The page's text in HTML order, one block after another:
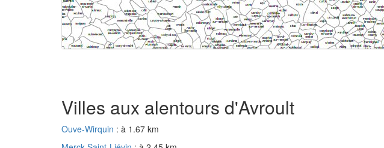
Villes aux alentours d'Avroult
Ouve-Wirquin : à 1.67 km